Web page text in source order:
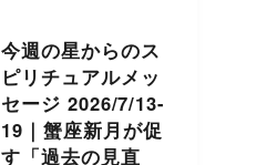
今週の星からのス
ピリチュアルメッ
セージ 2026/7/13-
19｜蟹座新月が促
す「過去の見直